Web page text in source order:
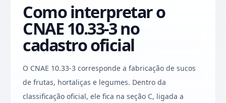
Como interpretar o
CNAE 10.33-3 no
cadastro oficial
O CNAE 10.33-3 corresponde a fabricação de sucos
de frutas, hortaliças e legumes. Dentro da
classificação oficial, ele fica na seção C, ligada a